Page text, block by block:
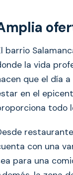
barrio
la vida
que el día
en el
todo
con una
para una